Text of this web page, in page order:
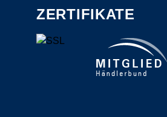
ZERTIFIKATE